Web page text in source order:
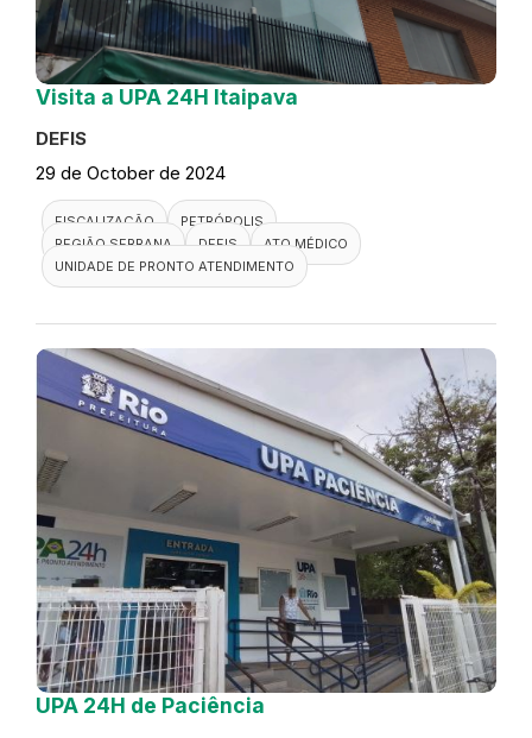
Visita a UPA 24H Itaipava
DEFIS
29 de October de 2024
FISCALIZAÇÃO
PETRÓPOLIS
REGIÃO SERRANA
DEFIS
ATO MÉDICO
UNIDADE DE PRONTO ATENDIMENTO
UPA 24H de Paciência